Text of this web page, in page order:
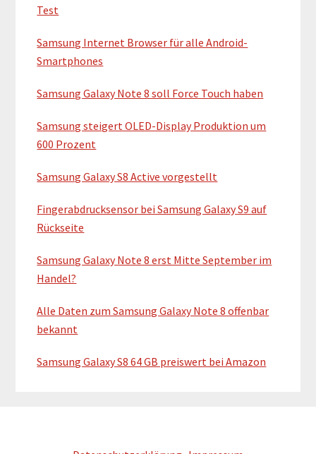
Test
Samsung Internet Browser für alle Android-
Smartphones
Samsung Galaxy Note 8 soll Force Touch haben
Samsung steigert OLED-Display Produktion um
600 Prozent
Samsung Galaxy S8 Active vorgestellt
Fingerabdrucksensor bei Samsung Galaxy S9 auf
Rückseite
Samsung Galaxy Note 8 erst Mitte September im
Handel?
Alle Daten zum Samsung Galaxy Note 8 offenbar
bekannt
Samsung Galaxy S8 64 GB preiswert bei Amazon